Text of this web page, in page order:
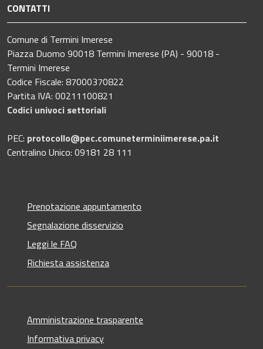
CONTATTI
Comune di Termini Imerese
Piazza Duomo 90018 Termini Imerese (PA) - 90018 -
Termini Imerese
Codice Fiscale: 87000370822
Partita IVA: 00211100821
Codici univoci settoriali
PEC: protocollo@pec.comuneterminiimerese.pa.it
Centralino Unico: 09181 28 111
Prenotazione appuntamento
Segnalazione disservizio
Leggi le FAQ
Richiesta assistenza
Amministrazione trasparente
Informativa privacy